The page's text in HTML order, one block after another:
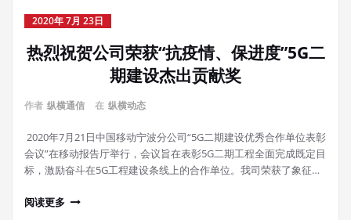
2020年 7月 23日
热烈祝贺公司荣获“抗疫情、保进度”5G二
期建设杰出贡献奖
作者 纵横通信 在 纵横动态
2020年7月21日中国移动宁波分公司“5G二期建设优秀合作单位表彰
会议”在移动报告厅举行，会议旨在表彰5G二期工程全面完成既定目
标，激励奋斗在5G工程建设条线上的合作单位。我司荣获了象征…
阅读更多